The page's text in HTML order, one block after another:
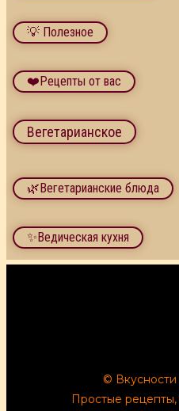
💡 Полезное
❤️Рецепты от вас
Вегетарианское
🌿Вегетарианские блюда
✨Ведическая кухня
©
Простые